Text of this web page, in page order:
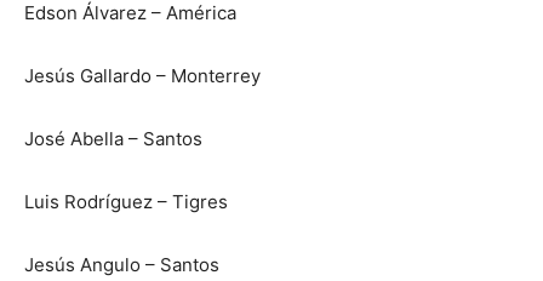
Edson Álvarez – América
Jesús Gallardo – Monterrey
José Abella – Santos
Luis Rodríguez – Tigres
Jesús Angulo – Santos